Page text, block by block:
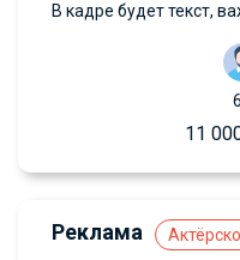
В кадре будет текст,
11
Реклама